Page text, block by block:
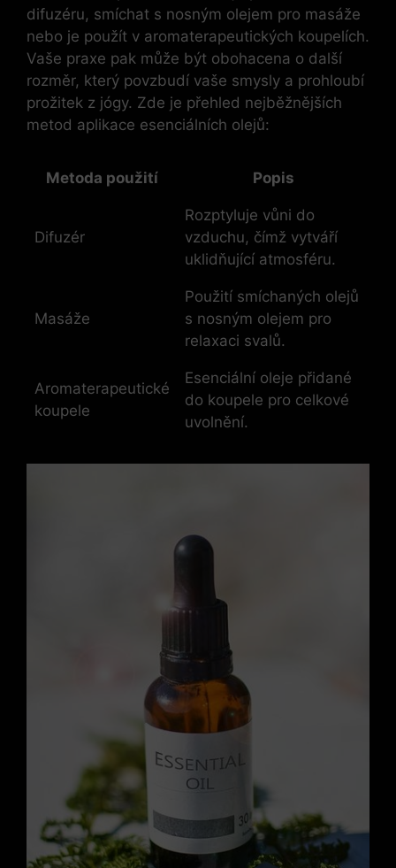
difuzéru, smíchat s nosným olejem pro masáže
nebo je použít v aromaterapeutických koupelích.
Vaše praxe pak může být obohacena o další
rozměr, který povzbudí vaše smysly a prohloubí
prožitek z jógy. Zde je přehled nejběžnějších
metod aplikace esenciálních olejů:
Metoda použití Popis
Difuzér
Rozptyluje vůni do
vzduchu, čímž vytváří
uklidňující atmosféru.
Masáže
Použití smíchaných olejů
s nosným olejem pro
relaxaci svalů.
Aromaterapeutické
koupele
Esenciální oleje přidané
do koupele pro celkové
uvolnění.